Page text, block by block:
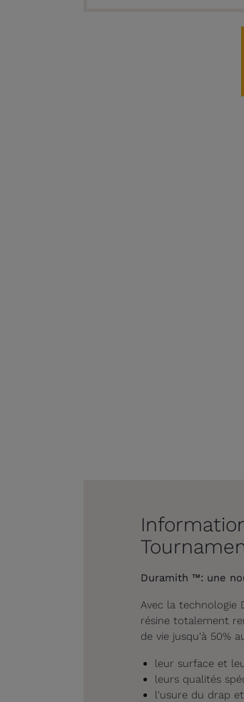
Duramith ™: une
Avec la technologie
résine totalement
de vie jusqu'à 50%
leur surface et
leurs qualités
l'usure du drap